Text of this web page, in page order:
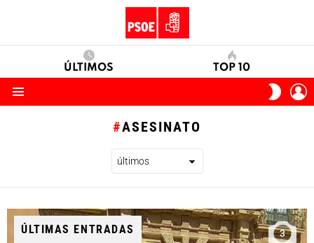
ÚLTIMOS TOP 10
SKIN
ASESINATO
ÚLTIMAS ENTRADAS 3